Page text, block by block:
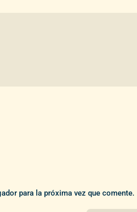
para la próxima vez que comente.